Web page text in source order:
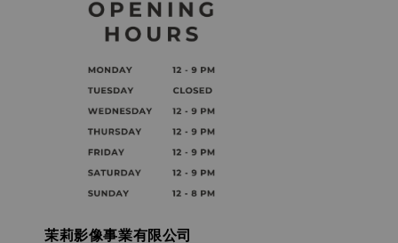
茉莉影像事業有限公司